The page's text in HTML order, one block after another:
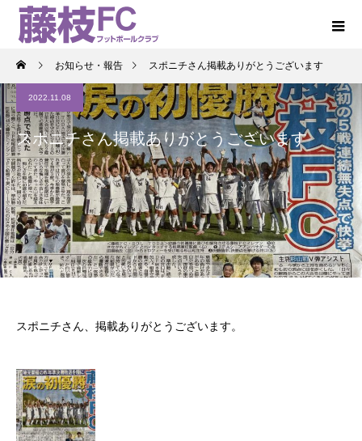
お知らせ・報告 スポニチさん掲載ありがとうございます
2022.11.08
スポニチさん掲載ありがとうございます
スポニチさん、掲載ありがとうございます。